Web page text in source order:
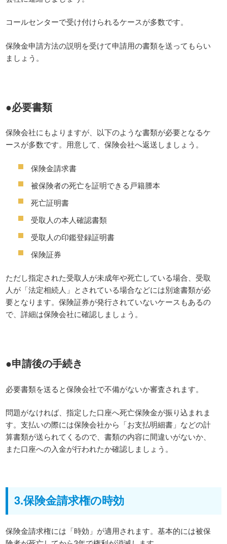
コールセンターで受け付けられるケースが多数です。
保険金申請方法の説明を受けて申請用の書類を送ってもらい
ましょう。
●必要書類
保険会社にもよりますが、以下のような書類が必要となるケ
ースが多数です。用意して、保険会社へ返送しましょう。
保険金請求書
被保険者の死亡を証明できる戸籍謄本
死亡証明書
受取人の本人確認書類
受取人の印鑑登録証明書
保険証券
ただし指定された受取人が未成年や死亡している場合、受取
人が「法定相続人」とされている場合などには別途書類が必
要となります。保険証券が発行されていないケースもあるの
で、詳細は保険会社に確認しましょう。
●申請後の手続き
必要書類を送ると保険会社で不備がないか審査されます。
問題がなければ、指定した口座へ死亡保険金が振り込まれま
す。支払いの際には保険会社から「お支払明細書」などの計
算書類が送られてくるので、書類の内容に間違いがないか、
また口座への入金が行われたか確認しましょう。
3.保険金請求権の時効
保険金請求権には「時効」が適用されます。基本的には被保